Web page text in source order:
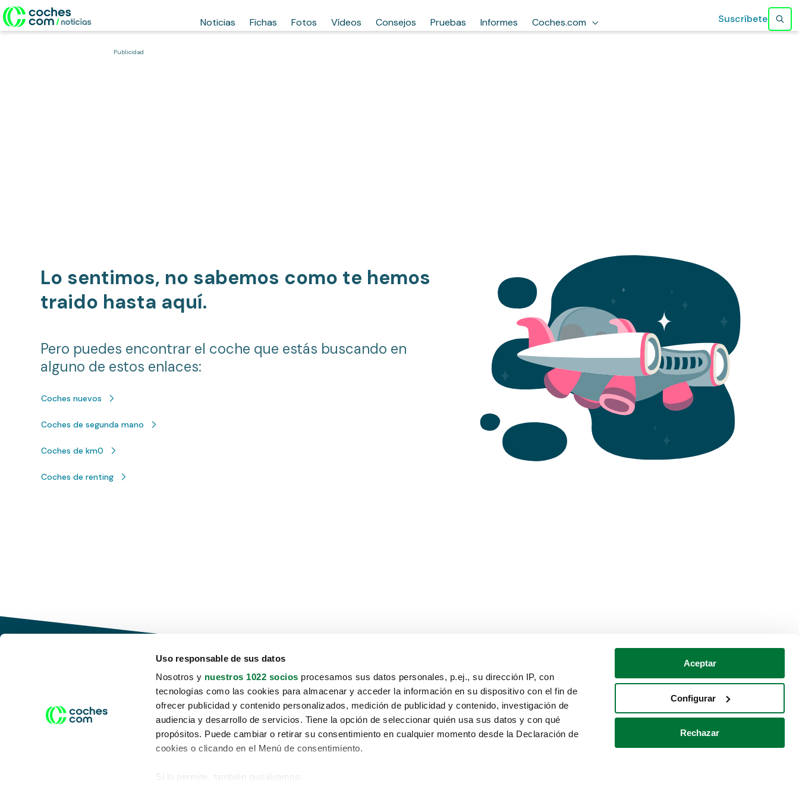
Uso responsable de sus datos
Nosotros y nuestros 1022 socios procesamos sus datos personales, p.ej., su dirección IP, con
tecnologías como las cookies para almacenar y acceder la información en su dispositivo con el fin de
ofrecer publicidad y contenido personalizados, medición de publicidad y contenido, investigación de
audiencia y desarrollo de servicios. Tiene la opción de seleccionar quién usa sus datos y con qué
propósitos. Puede cambiar o retirar su consentimiento en cualquier momento desde la Declaración de
cookies o clicando en el Menú de consentimiento.
Si lo permite, también quisiéramos:
Aceptar
Configurar
Rechazar
Noticias Fichas Fotos Vídeos Consejos Pruebas Informes Coches.com Suscríbete
Publicidad
Lo sentimos, no sabemos como te hemos
traido hasta aquí.
Pero puedes encontrar el coche que estás buscando en
alguno de estos enlaces:
Coches nuevos
Coches de segunda mano
Coches de km0
Coches de renting
Conduce tu futuro,
desata tu movilidad